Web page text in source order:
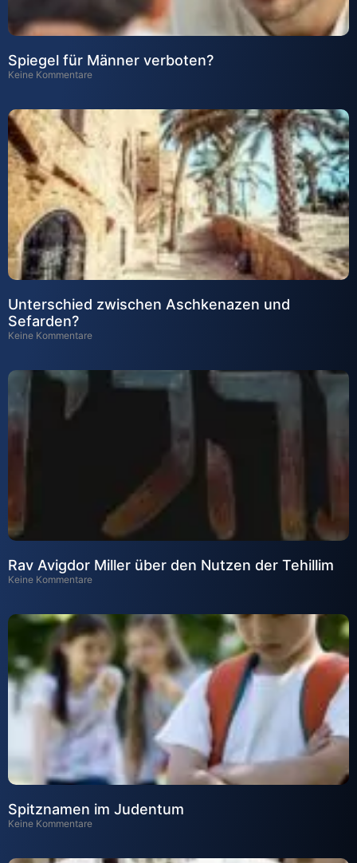
Spiegel für Männer verboten?
Keine Kommentare
Unterschied zwischen Aschkenazen und
Sefarden?
Keine Kommentare
Rav Avigdor Miller über den Nutzen der Tehillim
Keine Kommentare
Spitznamen im Judentum
Keine Kommentare